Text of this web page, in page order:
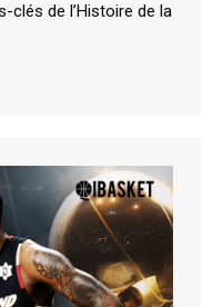
de l’Histoire de la